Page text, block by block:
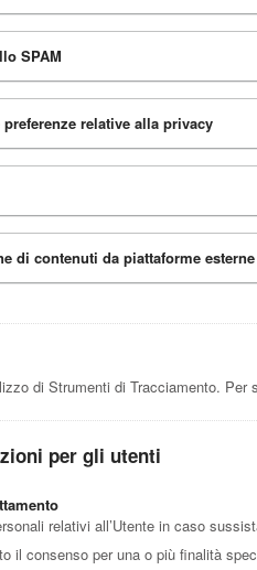
SPAM
relative alla privacy
di contenuti da piattaforme esterne
di Strumenti di Tracciamento. Per
per gli utenti
relativi all’Utente in caso
il consenso per una o più finalità